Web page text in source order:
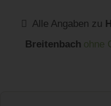
Alle Angaben zu
Breitenbach ohne